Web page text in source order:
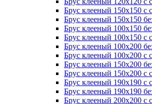
Брус клееный 150х150 с
Брус клееный 150х150
Брус клееный 100х150
Брус клееный 100х150 с
Брус клееный 100х200
Брус клееный 100х200 с
Брус клееный 150х200
Брус клееный 150х200 с
Брус клееный 190х190 с
Брус клееный 190х190
Брус клееный 200х200 с